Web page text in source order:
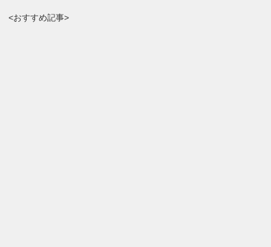
<おすすめ記事>